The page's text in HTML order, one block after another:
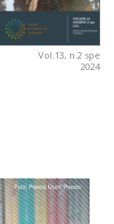
Vol.13, n.2 spe
2024